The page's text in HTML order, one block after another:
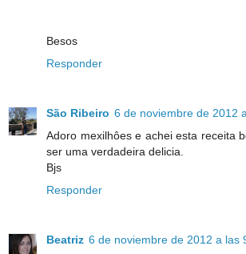
Besos
Responder
São Ribeiro 6 de noviembre de 2012
Adoro mexilhôes e achei esta receita
ser uma verdadeira delicia.
Bjs
Responder
Beatriz 6 de noviembre de 2012 a las